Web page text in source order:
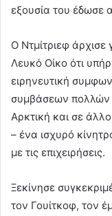
εξουσία του έδωσε
Ο Ντμίτριεφ
Λευκό Οίκο ότι
ειρηνευτική
συμβάσεων πολλών
Αρκτική και σε
– ένα ισχυρό
με τις επιχειρήσεις.
Ξεκίνησε
τον Γουίτκοφ, τον